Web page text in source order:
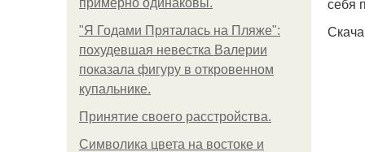
примерно одинаковы.
"Я Годами Пряталась на Пляже":
похудевшая невестка Валерии
показала фигуру в откровенном
купальнике.
Принятие своего расстройства.
Символика цвета на востоке и